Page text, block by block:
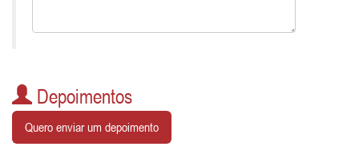
Depoimentos
Quero enviar um depoimento